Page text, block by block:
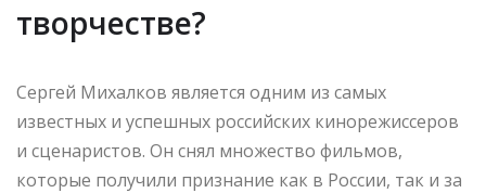
творчестве?
Сергей Михалков является одним из самых
известных и успешных российских кинорежиссеров
и сценаристов. Он снял множество фильмов,
которые получили признание как в России, так и за